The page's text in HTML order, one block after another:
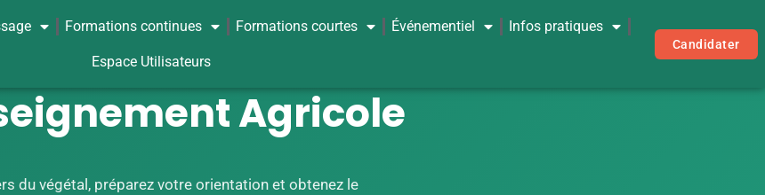
Formations continues Formations courtes Événementiel Infos pratiques
Espace Utilisateurs
Candidater
Agricole
du végétal, préparez votre orientation et obtenez le